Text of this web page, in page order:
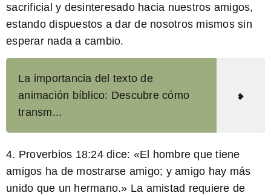
sacrificial y desinteresado hacia nuestros amigos,
estando dispuestos a dar de nosotros mismos sin
esperar nada a cambio.
La importancia del texto de
animación bíblico: Descubre cómo
transm...
4. Proverbios 18:24 dice: «El hombre que tiene
amigos ha de mostrarse amigo; y amigo hay más
unido que un hermano.» La amistad requiere de